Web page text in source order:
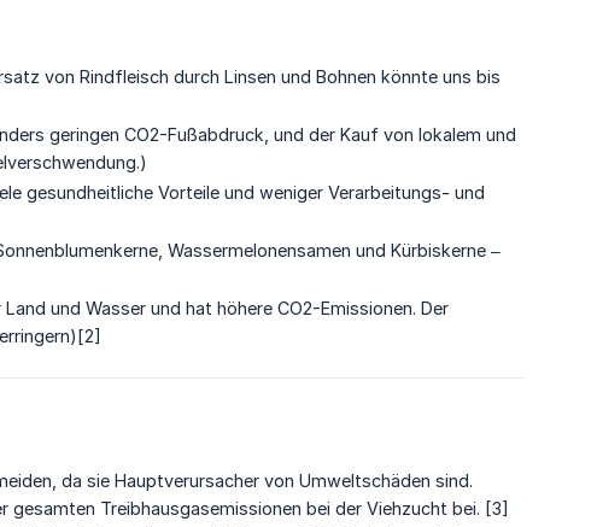
von Rindfleisch durch Linsen und Bohnen könnte uns bis
geringen CO2-Fußabdruck, und der Kauf von lokalem und
gesundheitliche Vorteile und weniger Verarbeitungs- und
Wassermelonensamen und Kürbiskerne –
und Wasser und hat höhere CO2-Emissionen. Der
da sie Hauptverursacher von Umweltschäden sind.
Treibhausgasemissionen bei der Viehzucht bei. [3]